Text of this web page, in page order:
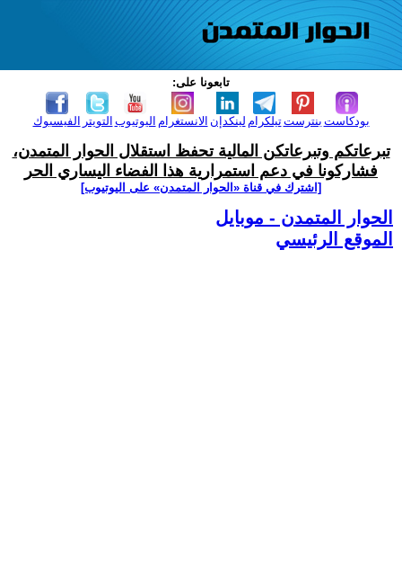
تابعونا على:
الفيسبوك التويتر اليوتيوب الانستغرام لينكدإن تيلكرامبنترست بودكاست
تبرعاتكم وتبرعاتكن المالية تحفظ استقلال الحوار المتمدن،
فشاركونا في دعم استمرارية هذا الفضاء اليساري الحر
[اشترك في قناة ‫«الحوار المتمدن» على اليوتيوب]
الحوار المتمدن - موبايل
الموقع الرئيسي